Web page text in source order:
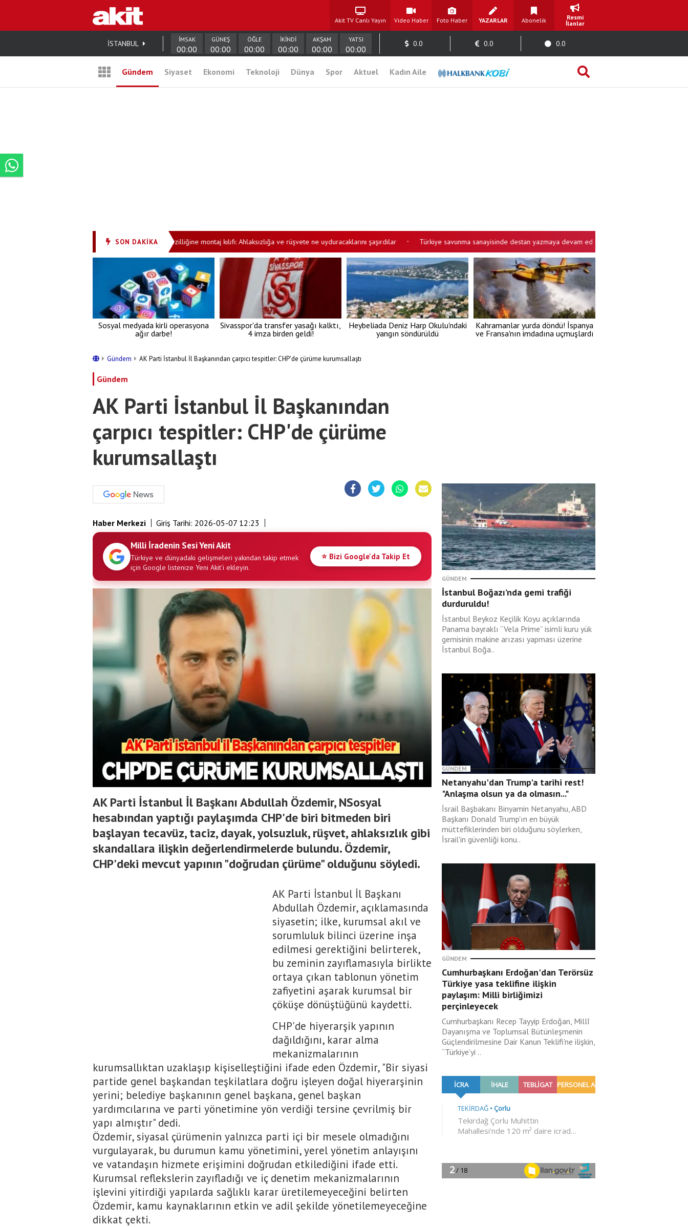
Akit TV Canlı Yayın Video Haber Foto Haber YAZARLAR Abonelik
Resmi
İlanlar
İSTANBUL İMSAK
00:00
GÜNEŞ
00:00
ÖĞLE
00:00
İKİNDİ
00:00
AKŞAM
00:00
YATSI
00:00
0.0 0.0 0.0
Gündem Siyaset Ekonomi Teknoloji Dünya Spor Aktuel Kadın Aile
SON DAKİKA
Çiçek’in rezilliğine montaj kılıfı: Ahlaksızlığa ve rüşvete ne uyduracaklarını şaşırdılar • Türkiye savunma sanayisinde destan yazmaya devam ediyor! Yerli ve milli hamlelerle küresel
Sosyal medyada kirli operasyona
ağır darbe!
Sivasspor'da transfer yasağı kalktı,
4 imza birden geldi!
Heybeliada Deniz Harp Okulu'ndaki
yangın söndürüldü
Kahramanlar yurda döndü! İspanya
ve Fransa'nın imdadına uçmuşlardı
Gündem AK Parti İstanbul İl Başkanından çarpıcı tespitler: CHP'de çürüme kurumsallaştı
Gündem
AK Parti İstanbul İl Başkanından
çarpıcı tespitler: CHP'de çürüme
kurumsallaştı
Haber Merkezi Giriş Tarihi: 2026-05-07 12:23
Milli İradenin Sesi Yeni Akit
Türkiye ve dünyadaki gelişmeleri yakından takip etmek
için Google listenize Yeni Akit'i ekleyin.
⭐ Bizi Google'da Takip Et
AK Parti İstanbul İl Başkanı Abdullah Özdemir, NSosyal
hesabından yaptığı paylaşımda CHP'de biri bitmeden biri
başlayan tecavüz, taciz, dayak, yolsuzluk, rüşvet, ahlaksızlık gibi
skandallara ilişkin değerlendirmelerde bulundu. Özdemir,
CHP'deki mevcut yapının "doğrudan çürüme" olduğunu söyledi.
AK Parti İstanbul İl Başkanı
Abdullah Özdemir, açıklamasında
siyasetin; ilke, kurumsal akıl ve
sorumluluk bilinci üzerine inşa
edilmesi gerektiğini belirterek,
bu zeminin zayıflamasıyla birlikte
ortaya çıkan tablonun yönetim
zafiyetini aşarak kurumsal bir
çöküşe dönüştüğünü kaydetti.
CHP'de hiyerarşik yapının
dağıldığını, karar alma
mekanizmalarının
kurumsallıktan uzaklaşıp kişiselleştiğini ifade eden Özdemir, "Bir siyasi
partide genel başkandan teşkilatlara doğru işleyen doğal hiyerarşinin
yerini; belediye başkanının genel başkana, genel başkan
yardımcılarına ve parti yönetimine yön verdiği tersine çevrilmiş bir
yapı almıştır" dedi.
Özdemir, siyasal çürümenin yalnızca parti içi bir mesele olmadığını
vurgulayarak, bu durumun kamu yönetimini, yerel yönetim anlayışını
ve vatandaşın hizmete erişimini doğrudan etkilediğini ifade etti.
Kurumsal reflekslerin zayıfladığı ve iç denetim mekanizmalarının
işlevini yitirdiği yapılarda sağlıklı karar üretilemeyeceğini belirten
Özdemir, kamu kaynaklarının etkin ve adil şekilde yönetilemeyeceğine
dikkat çekti.
GÜNDEM
İstanbul Boğazı’nda gemi trafiği
durduruldu!
İstanbul Beykoz Keçilik Koyu açıklarında
Panama bayraklı “Vela Prime” isimli kuru yük
gemisinin makine arızası yapması üzerine
İstanbul Boğa..
GÜNDEM
Netanyahu'dan Trump'a tarihi rest!
"Anlaşma olsun ya da olmasın..."
İsrail Başbakanı Binyamin Netanyahu, ABD
Başkanı Donald Trump'ın en büyük
müttefiklerinden biri olduğunu söylerken,
İsrail'in güvenliği konu..
GÜNDEM
Cumhurbaşkanı Erdoğan'dan Terörsüz
Türkiye yasa teklifine ilişkin
paylaşım: Milli birliğimizi
perçinleyecek
Cumhurbaşkanı Recep Tayyip Erdoğan, Millî
Dayanışma ve Toplumsal Bütünleşmenin
Güçlendirilmesine Dair Kanun Teklifi'ne ilişkin,
“Türkiye’yi ..